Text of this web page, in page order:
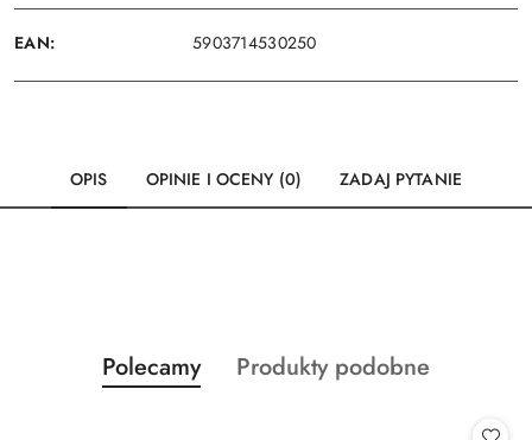
EAN: 5903714530250
OPIS OPINIE I OCENY (0) ZADAJ PYTANIE
Pomiń karuzelę produktów
Produkty
o
Polecamy
Produkty
Produkty podobne